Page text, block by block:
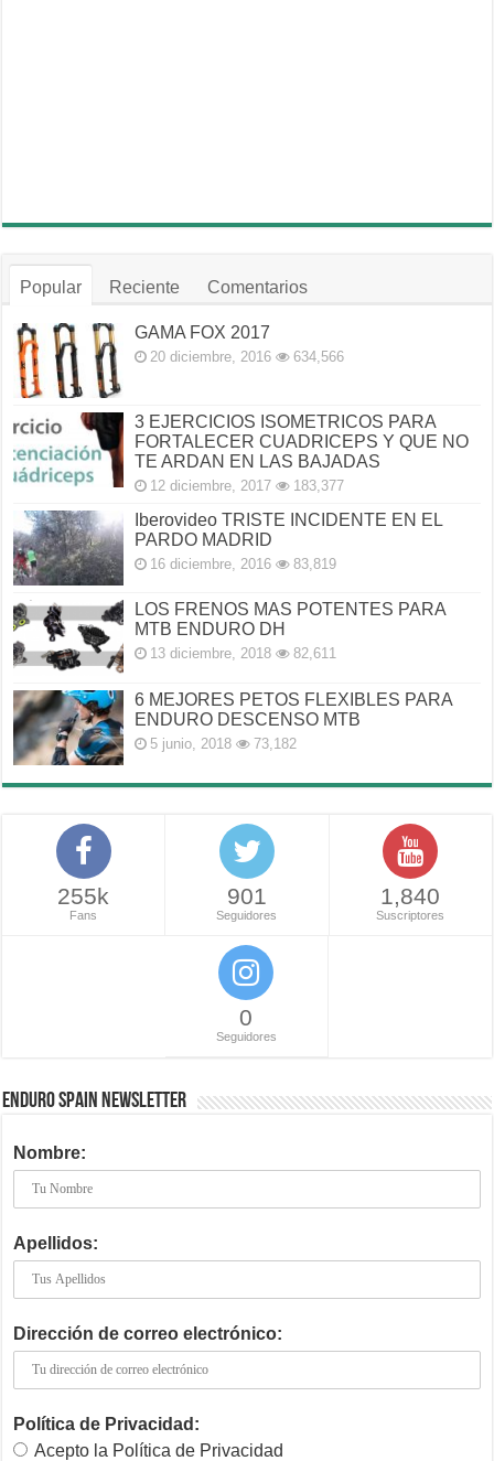
Popular Reciente Comentarios
GAMA FOX 2017
20 diciembre, 2016 634,566
3 EJERCICIOS ISOMETRICOS PARA
FORTALECER CUADRICEPS Y QUE NO
TE ARDAN EN LAS BAJADAS
12 diciembre, 2017 183,377
Iberovideo TRISTE INCIDENTE EN EL
PARDO MADRID
16 diciembre, 2016 83,819
LOS FRENOS MAS POTENTES PARA
MTB ENDURO DH
13 diciembre, 2018 82,611
6 MEJORES PETOS FLEXIBLES PARA
ENDURO DESCENSO MTB
5 junio, 2018 73,182
255k
Fans
901
Seguidores
1,840
Suscriptores
0
Seguidores
ENDURO SPAIN NEWSLETTER
Nombre:
Apellidos:
Dirección de correo electrónico:
Política de Privacidad:
Acepto la Política de Privacidad